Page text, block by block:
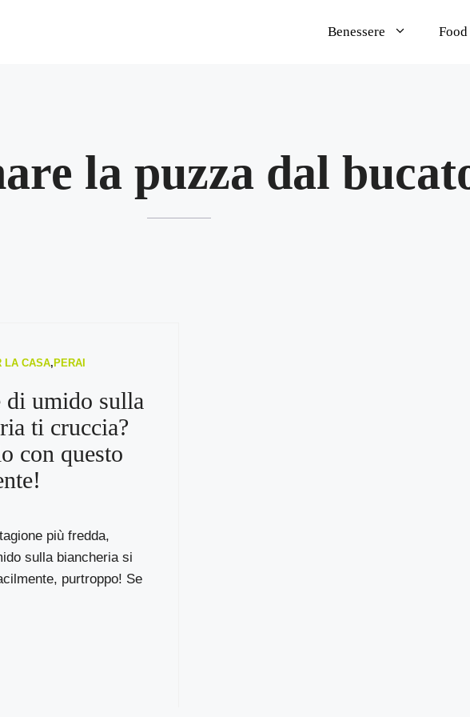
Benessere Food
la puzza dal
LA CASA, PERAI
di umido sulla
ti cruccia?
con questo
più fredda,
sulla biancheria si
purtroppo! Se